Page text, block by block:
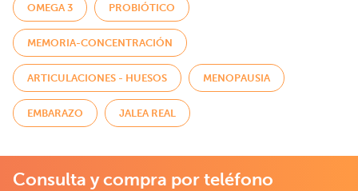
OMEGA 3 PROBIÓTICO
MEMORIA-CONCENTRACIÓN
ARTICULACIONES - HUESOS MENOPAUSIA
EMBARAZO JALEA REAL
Consulta y compra por teléfono